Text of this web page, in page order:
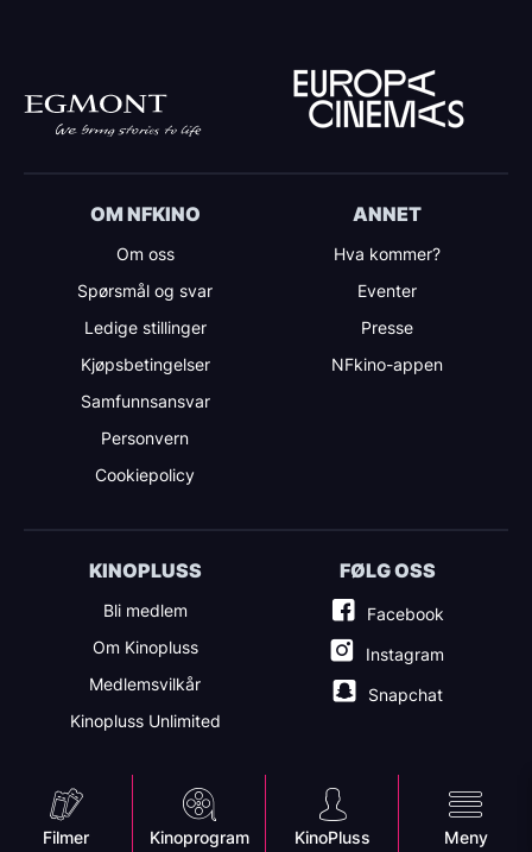
Mobile
Filmer Kinoprogram KinoPluss Meny
OM NFKINO
Om oss
Spørsmål og svar
Ledige stillinger
Kjøpsbetingelser
Samfunnsansvar
Personvern
Cookiepolicy
ANNET
Hva kommer?
Eventer
Presse
NFkino-appen
KINOPLUSS
Bli medlem
Om Kinopluss
Medlemsvilkår
Kinopluss Unlimited
FØLG OSS
Facebook
Instagram
Snapchat